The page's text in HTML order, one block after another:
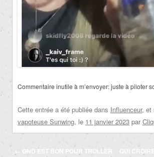
Commentaire inutile à m’envoyer:juste à piloter
Cette entrée a été publiée dans Influenceur, et
vapoteuse Sunwing, le 11 janvier 2023 par
Navigation
← GND EST BON POUR TROLLER
QUI